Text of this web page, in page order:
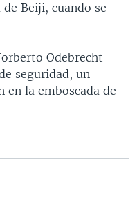
Beiji, cuando se
Odebrecht
seguridad, un
la emboscada de